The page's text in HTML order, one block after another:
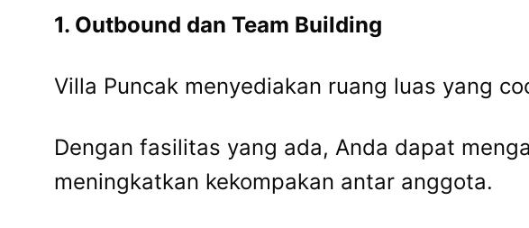
1. Outbound dan Team Building
Villa Puncak menyediakan ruang luas yang
Dengan fasilitas yang ada, Anda dapat
meningkatkan kekompakan antar anggota.